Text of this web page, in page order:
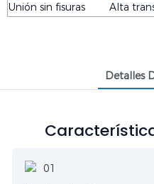
Unión sin fisuras Alta
Detalles